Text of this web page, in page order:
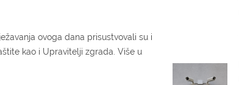
ovoga dana prisustvovali su i
kao i Upravitelji zgrada. Više u